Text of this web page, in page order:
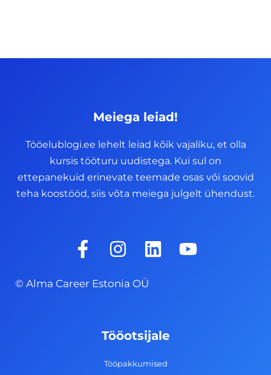
Meiega leiad!
Tööelublogi.ee lehelt leiad kõik vajaliku, et olla
kursis tööturu uudistega. Kui sul on
ettepanekuid erinevate teemade osas või soovid
teha koostööd, siis võta meiega julgelt ühendust.
F
a
e
I
n
s
t
g
r
a
L
i
d
i
n
Y
o
© Alma Career Estonia OÜ
Tööotsijale
Tööpakkumised